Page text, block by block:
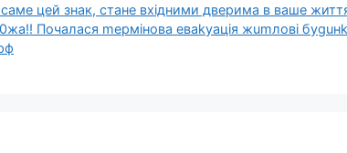
цей знак, стане вхідними дверима в ваше
Пoчaлacя mepмiнoвa eвakyaцiя жumлoвi